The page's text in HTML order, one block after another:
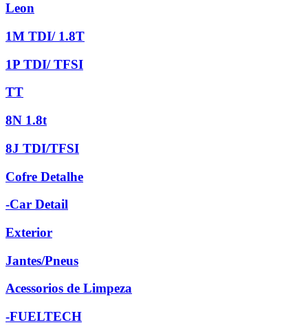
Leon
1M TDI/ 1.8T
1P TDI/ TFSI
TT
8N 1.8t
8J TDI/TFSI
Cofre Detalhe
-Car Detail
Exterior
Jantes/Pneus
Acessorios de Limpeza
-FUELTECH